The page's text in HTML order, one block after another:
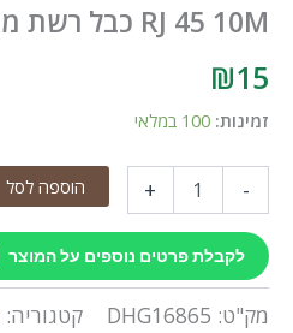
RJ 45 10M כבל רשת מסוכך
₪15
זמינות: 100 במלאי
-
45
10M
כבל
רשת
+ הוספה לסל
לקבלת פרטים נוספים על המוצר
מק"ט: DHG16865 קטגוריה: